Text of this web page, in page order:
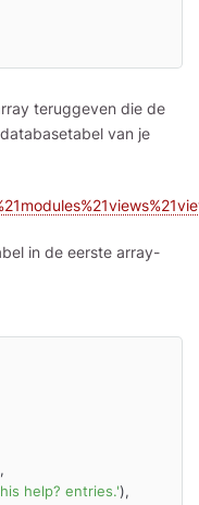
teruggeven die de
van je
in de eerste array-
help? entries.'),